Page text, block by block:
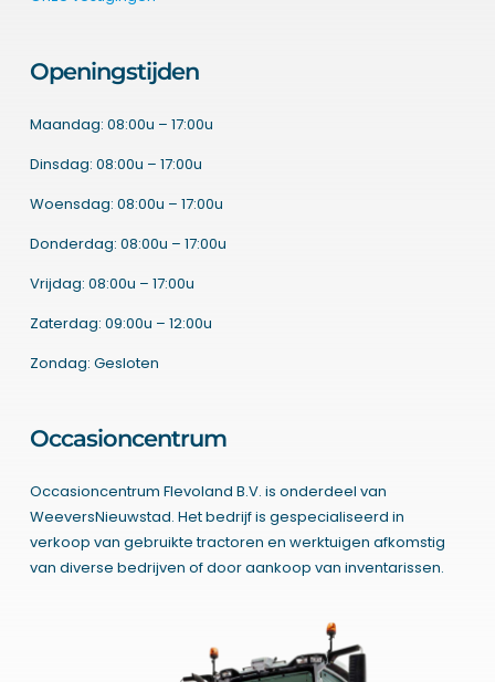
Openingstijden
Maandag: 08:00u – 17:00u
Dinsdag: 08:00u – 17:00u
Woensdag: 08:00u – 17:00u
Donderdag: 08:00u – 17:00u
Vrijdag: 08:00u – 17:00u
Zaterdag: 09:00u – 12:00u
Zondag: Gesloten
Occasioncentrum
Occasioncentrum Flevoland B.V. is onderdeel van
WeeversNieuwstad. Het bedrijf is gespecialiseerd in
verkoop van gebruikte tractoren en werktuigen afkomstig
van diverse bedrijven of door aankoop van inventarissen.